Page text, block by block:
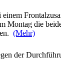
einem
Montag die
(Mehr)
der